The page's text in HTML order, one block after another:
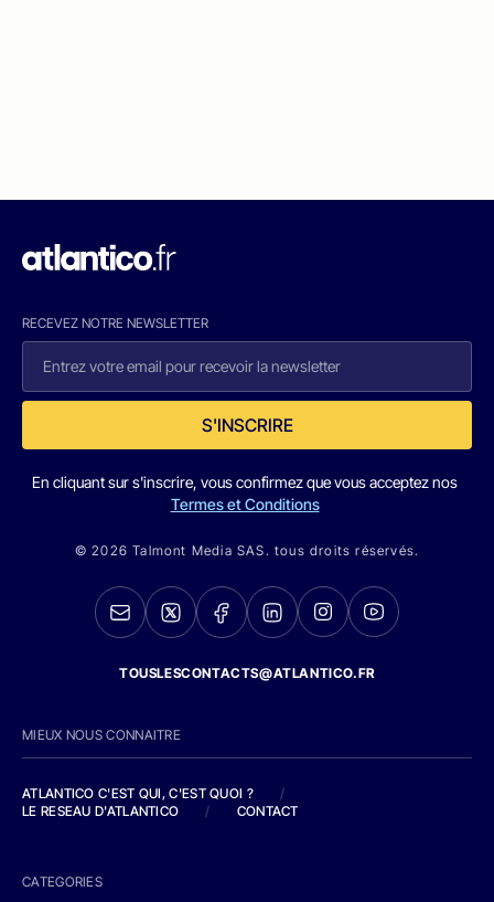
RECEVEZ NOTRE NEWSLETTER
S'INSCRIRE
En cliquant sur s'inscrire, vous confirmez que vous acceptez nos
Termes et Conditions
© 2026 Talmont Media SAS. tous droits réservés.
TOUSLESCONTACTS@ATLANTICO.FR
MIEUX NOUS CONNAITRE
ATLANTICO C'EST QUI, C'EST QUOI ?
/
LE RESEAU D'ATLANTICO
/ CONTACT
CATEGORIES